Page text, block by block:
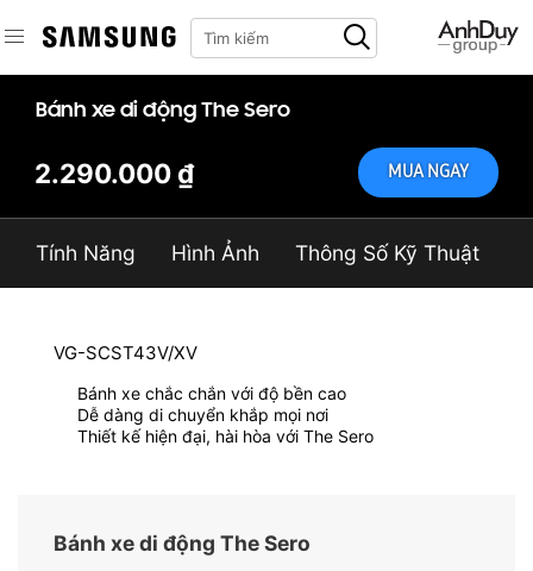
Bánh xe di động The Sero
Tính Năng Hình Ảnh Thông Số Kỹ Thuật
2.290.000 ₫ MUA NGAY
VG-SCST43V/XV
Bánh xe chắc chắn với độ bền cao
Dễ dàng di chuyển khắp mọi nơi
Thiết kế hiện đại, hài hòa với The Sero
Bánh xe di động The Sero